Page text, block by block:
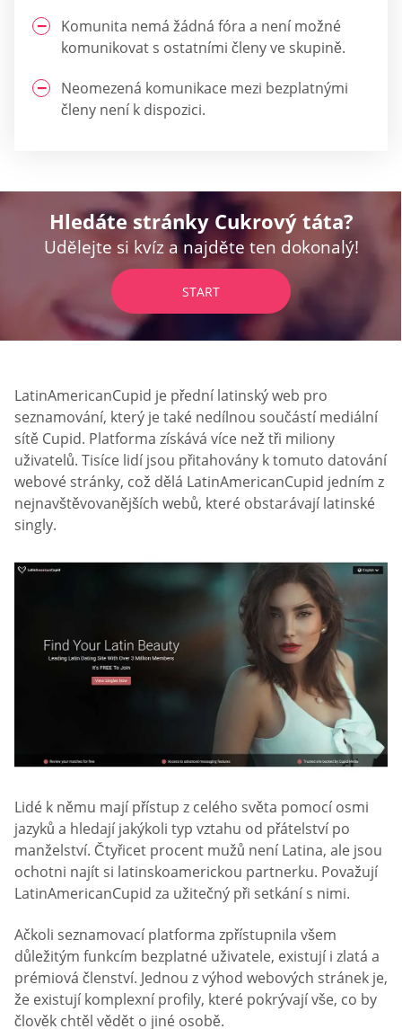
Komunita nemá žádná fóra a není možné
komunikovat s ostatními členy ve skupině.
Neomezená komunikace mezi bezplatnými
členy není k dispozici.
Hledáte stránky Cukrový táta?
Udělejte si kvíz a najděte ten dokonalý!
START
LatinAmericanCupid je přední latinský web pro
seznamování, který je také nedílnou součástí mediální
sítě Cupid. Platforma získává více než tři miliony
uživatelů. Tisíce lidí jsou přitahovány k tomuto datování
webové stránky, což dělá LatinAmericanCupid jedním z
nejnavštěvovanějších webů, které obstarávají latinské
singly.
Lidé k němu mají přístup z celého světa pomocí osmi
jazyků a hledají jakýkoli typ vztahu od přátelství po
manželství. Čtyřicet procent mužů není Latina, ale jsou
ochotni najít si latinskoamerickou partnerku. Považují
LatinAmericanCupid za užitečný při setkání s nimi.
Ačkoli seznamovací platforma zpřístupnila všem
důležitým funkcím bezplatné uživatele, existují i zlatá a
prémiová členství. Jednou z výhod webových stránek je,
že existují komplexní profily, které pokrývají vše, co by
člověk chtěl vědět o jiné osobě.